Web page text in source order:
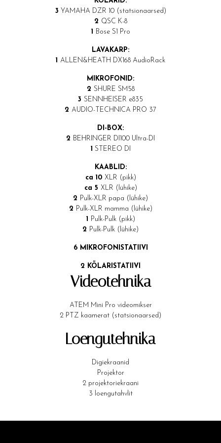
3 YAMAHA DZR 10 (statsionaarsed)
2 QSC K-8
1 Bose S1 Pro
LAVAKARP:
1 ALLEN&HEATH DX168 AudioRack
MIKROFONID:
2 SHURE SM58
3 SENNHEISER e835
2 AUDIO-TECHNICA PRO 37
DI-BOX:
2 BEHRINGER DI100 Ultra-DI
1 STEREO DI
KAABLID:
ca 10 XLR (pikk)
ca 5 XLR (lühike)
2 Pulk-XLR papa (lühike)
2 Pulk-XLR mamma (lühike)
1 Pulk-Pulk (pikk)
2 Pulk-Pulk (lühike)
6 MIKROFONISTATIIVI
2 KÕLARISTATIIVI
Videotehnika
ATEM Mini Pro videomikser
2 PTZ kaamerat (statsionaarsed)
Loengutehnika
Digiekraanid
Projektor
2 projektoriekraani
3 loengutahvlit